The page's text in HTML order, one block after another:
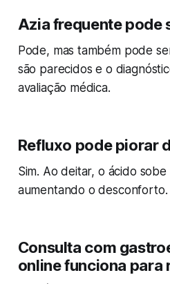
Azia frequente pode
Pode, mas também pode
são parecidos e o
avaliação médica.
Refluxo pode piorar
Sim. Ao deitar, o ácido
aumentando o desconforto.
Consulta com
online funciona para